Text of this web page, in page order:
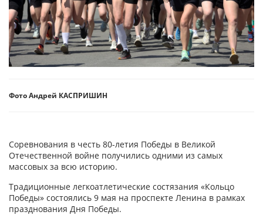
Фото Андрей КАСПРИШИН
Соревнования в честь 80-летия Победы в Великой
Отечественной войне получились одними из самых
массовых за всю историю.
Традиционные легкоатлетические состязания «Кольцо
Победы» состоялись 9 мая на проспекте Ленина в рамках
празднования Дня Победы.